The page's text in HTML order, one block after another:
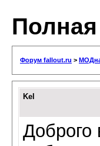
Форум fallout.ru >
Kel